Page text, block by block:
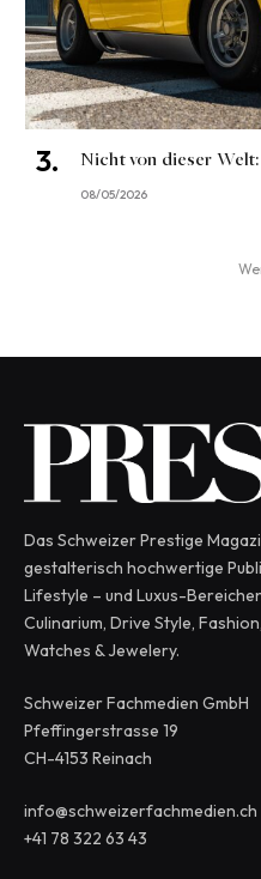
Nicht von dieser Welt:
08/05/2026
Das Schweizer Prestige
gestalterisch hochwertige
Lifestyle – und Luxus-
Culinarium, Drive Style,
Watches & Jewelery.
Schweizer Fachmedien GmbH
Pfeffingerstrasse 19
CH-4153 Reinach
info@schweizerfachmedien.ch
+41 78 322 63 43